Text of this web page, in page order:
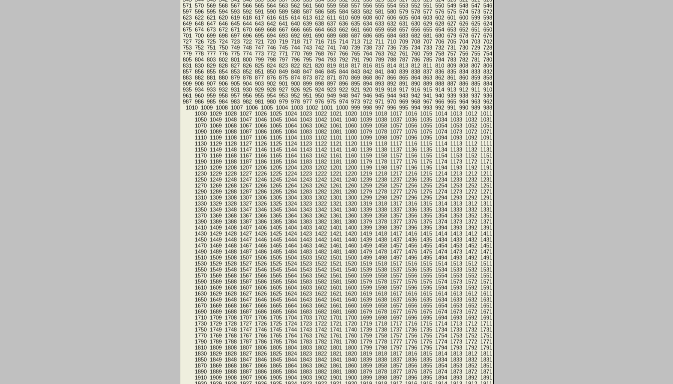
546
547
548
549
550
551
552
553
554
555
556
557
558
559
560
561
562
563
564
565
566
567
568
569
570
571
572
573
574
575
576
577
578
579
580
581
582
583
584
585
586
587
588
589
590
591
592
593
594
595
596
597
598
599
600
601
602
603
604
605
606
607
608
609
610
611
612
613
614
615
616
617
618
619
620
621
622
623
624
625
626
627
628
629
630
631
632
633
634
635
636
637
638
639
640
641
642
643
644
645
646
647
648
649
650
651
652
653
654
655
656
657
658
659
660
661
662
663
664
665
666
667
668
669
670
671
672
673
674
675
676
677
678
679
680
681
682
683
684
685
686
687
688
689
690
691
692
693
694
695
696
697
698
699
700
701
702
703
704
705
706
707
708
709
710
711
712
713
714
715
716
717
718
719
720
721
722
723
724
725
726
727
728
729
730
731
732
733
734
735
736
737
738
739
740
741
742
743
744
745
746
747
748
749
750
751
752
753
754
755
756
757
758
759
760
761
762
763
764
765
766
767
768
769
770
771
772
773
774
775
776
777
778
779
780
781
782
783
784
785
786
787
788
789
790
791
792
793
794
795
796
797
798
799
800
801
802
803
804
805
806
807
808
809
810
811
812
813
814
815
816
817
818
819
820
821
822
823
824
825
826
827
828
829
830
831
832
833
834
835
836
837
838
839
840
841
842
843
844
845
846
847
848
849
850
851
852
853
854
855
856
857
858
859
860
861
862
863
864
865
866
867
868
869
870
871
872
873
874
875
876
877
878
879
880
881
882
883
884
885
886
887
888
889
890
891
892
893
894
895
896
897
898
899
900
901
902
903
904
905
906
907
908
909
910
911
912
913
914
915
916
917
918
919
920
921
922
923
924
925
926
927
928
929
930
931
932
933
934
935
936
937
938
939
940
941
942
943
944
945
946
947
948
949
950
951
952
953
954
955
956
957
958
959
960
961
962
963
964
965
966
967
968
969
970
971
972
973
974
975
976
977
978
979
980
981
982
983
984
985
986
987
988
989
990
991
992
993
994
995
996
997
998
999
1000
1001
1002
1003
1004
1005
1006
1007
1008
1009
1010
1011
1012
1013
1014
1015
1016
1017
1018
1019
1020
1021
1022
1023
1024
1025
1026
1027
1028
1029
1030
1031
1032
1033
1034
1035
1036
1037
1038
1039
1040
1041
1042
1043
1044
1045
1046
1047
1048
1049
1050
1051
1052
1053
1054
1055
1056
1057
1058
1059
1060
1061
1062
1063
1064
1065
1066
1067
1068
1069
1070
1071
1072
1073
1074
1075
1076
1077
1078
1079
1080
1081
1082
1083
1084
1085
1086
1087
1088
1089
1090
1091
1092
1093
1094
1095
1096
1097
1098
1099
1100
1101
1102
1103
1104
1105
1106
1107
1108
1109
1110
1111
1112
1113
1114
1115
1116
1117
1118
1119
1120
1121
1122
1123
1124
1125
1126
1127
1128
1129
1130
1131
1132
1133
1134
1135
1136
1137
1138
1139
1140
1141
1142
1143
1144
1145
1146
1147
1148
1149
1150
1151
1152
1153
1154
1155
1156
1157
1158
1159
1160
1161
1162
1163
1164
1165
1166
1167
1168
1169
1170
1171
1172
1173
1174
1175
1176
1177
1178
1179
1180
1181
1182
1183
1184
1185
1186
1187
1188
1189
1190
1191
1192
1193
1194
1195
1196
1197
1198
1199
1200
1201
1202
1203
1204
1205
1206
1207
1208
1209
1210
1211
1212
1213
1214
1215
1216
1217
1218
1219
1220
1221
1222
1223
1224
1225
1226
1227
1228
1229
1230
1231
1232
1233
1234
1235
1236
1237
1238
1239
1240
1241
1242
1243
1244
1245
1246
1247
1248
1249
1250
1251
1252
1253
1254
1255
1256
1257
1258
1259
1260
1261
1262
1263
1264
1265
1266
1267
1268
1269
1270
1271
1272
1273
1274
1275
1276
1277
1278
1279
1280
1281
1282
1283
1284
1285
1286
1287
1288
1289
1290
1291
1292
1293
1294
1295
1296
1297
1298
1299
1300
1301
1302
1303
1304
1305
1306
1307
1308
1309
1310
1311
1312
1313
1314
1315
1316
1317
1318
1319
1320
1321
1322
1323
1324
1325
1326
1327
1328
1329
1330
1331
1332
1333
1334
1335
1336
1337
1338
1339
1340
1341
1342
1343
1344
1345
1346
1347
1348
1349
1350
1351
1352
1353
1354
1355
1356
1357
1358
1359
1360
1361
1362
1363
1364
1365
1366
1367
1368
1369
1370
1371
1372
1373
1374
1375
1376
1377
1378
1379
1380
1381
1382
1383
1384
1385
1386
1387
1388
1389
1390
1391
1392
1393
1394
1395
1396
1397
1398
1399
1400
1401
1402
1403
1404
1405
1406
1407
1408
1409
1410
1411
1412
1413
1414
1415
1416
1417
1418
1419
1420
1421
1422
1423
1424
1425
1426
1427
1428
1429
1430
1431
1432
1433
1434
1435
1436
1437
1438
1439
1440
1441
1442
1443
1444
1445
1446
1447
1448
1449
1450
1451
1452
1453
1454
1455
1456
1457
1458
1459
1460
1461
1462
1463
1464
1465
1466
1467
1468
1469
1470
1471
1472
1473
1474
1475
1476
1477
1478
1479
1480
1481
1482
1483
1484
1485
1486
1487
1488
1489
1490
1491
1492
1493
1494
1495
1496
1497
1498
1499
1500
1501
1502
1503
1504
1505
1506
1507
1508
1509
1510
1511
1512
1513
1514
1515
1516
1517
1518
1519
1520
1521
1522
1523
1524
1525
1526
1527
1528
1529
1530
1531
1532
1533
1534
1535
1536
1537
1538
1539
1540
1541
1542
1543
1544
1545
1546
1547
1548
1549
1550
1551
1552
1553
1554
1555
1556
1557
1558
1559
1560
1561
1562
1563
1564
1565
1566
1567
1568
1569
1570
1571
1572
1573
1574
1575
1576
1577
1578
1579
1580
1581
1582
1583
1584
1585
1586
1587
1588
1589
1590
1591
1592
1593
1594
1595
1596
1597
1598
1599
1600
1601
1602
1603
1604
1605
1606
1607
1608
1609
1610
1611
1612
1613
1614
1615
1616
1617
1618
1619
1620
1621
1622
1623
1624
1625
1626
1627
1628
1629
1630
1631
1632
1633
1634
1635
1636
1637
1638
1639
1640
1641
1642
1643
1644
1645
1646
1647
1648
1649
1650
1651
1652
1653
1654
1655
1656
1657
1658
1659
1660
1661
1662
1663
1664
1665
1666
1667
1668
1669
1670
1671
1672
1673
1674
1675
1676
1677
1678
1679
1680
1681
1682
1683
1684
1685
1686
1687
1688
1689
1690
1691
1692
1693
1694
1695
1696
1697
1698
1699
1700
1701
1702
1703
1704
1705
1706
1707
1708
1709
1710
1711
1712
1713
1714
1715
1716
1717
1718
1719
1720
1721
1722
1723
1724
1725
1726
1727
1728
1729
1730
1731
1732
1733
1734
1735
1736
1737
1738
1739
1740
1741
1742
1743
1744
1745
1746
1747
1748
1749
1750
1751
1752
1753
1754
1755
1756
1757
1758
1759
1760
1761
1762
1763
1764
1765
1766
1767
1768
1769
1770
1771
1772
1773
1774
1775
1776
1777
1778
1779
1780
1781
1782
1783
1784
1785
1786
1787
1788
1789
1790
1791
1792
1793
1794
1795
1796
1797
1798
1799
1800
1801
1802
1803
1804
1805
1806
1807
1808
1809
1810
1811
1812
1813
1814
1815
1816
1817
1818
1819
1820
1821
1822
1823
1824
1825
1826
1827
1828
1829
1830
1831
1832
1833
1834
1835
1836
1837
1838
1839
1840
1841
1842
1843
1844
1845
1846
1847
1848
1849
1850
1851
1852
1853
1854
1855
1856
1857
1858
1859
1860
1861
1862
1863
1864
1865
1866
1867
1868
1869
1870
1871
1872
1873
1874
1875
1876
1877
1878
1879
1880
1881
1882
1883
1884
1885
1886
1887
1888
1889
1890
1891
1892
1893
1894
1895
1896
1897
1898
1899
1900
1901
1902
1903
1904
1905
1906
1907
1908
1909
1910